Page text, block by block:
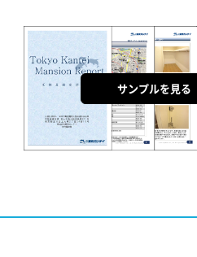
サンプルを見る